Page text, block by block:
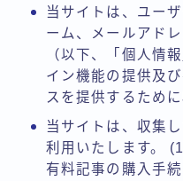
当サイトは、ユー
ーム、メールアド
（以下、「個人情
イン機能の提供及
スを提供するために
当サイトは、収集
利用いたします。
有料記事の購入手